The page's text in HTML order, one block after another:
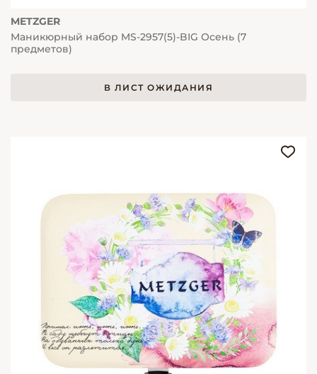
METZGER
Маникюрный набор MS-2957(5)-BIG Осень (7
предметов)
В ЛИСТ ОЖИДАНИЯ